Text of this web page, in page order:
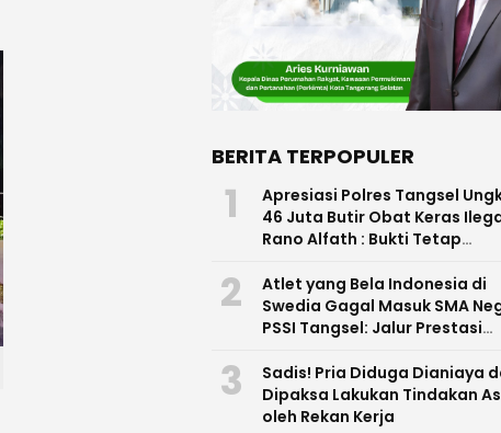
BERITA TERPOPULER
1
Apresiasi Polres Tangsel
46 Juta Butir Obat Keras
Rano Alfath : Bukti Tetap
2
Atlet yang Bela Indonesia di
Swedia Gagal Masuk SMA
PSSI Tangsel: Jalur Prestasi
3
Sadis! Pria Diduga Dianiaya
Dipaksa Lakukan Tindakan
oleh Rekan Kerja